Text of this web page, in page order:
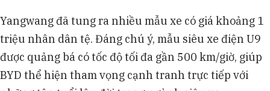
Yangwang đã tung ra nhiều mẫu xe có giá khoảng 1
triệu nhân dân tệ. Đáng chú ý, mẫu siêu xe điện U9
được quảng bá có tốc độ tối đa gần 500 km/giờ, giúp
BYD thể hiện tham vọng cạnh tranh trực tiếp với